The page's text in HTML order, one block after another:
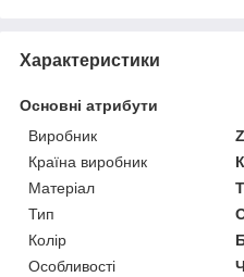
Характеристики
Основні атрибути
Виробник
Країна виробник
Матеріал
Тип
Колір
Особливості